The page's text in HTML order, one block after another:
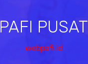
PAFI PUSAT
webpafi.id